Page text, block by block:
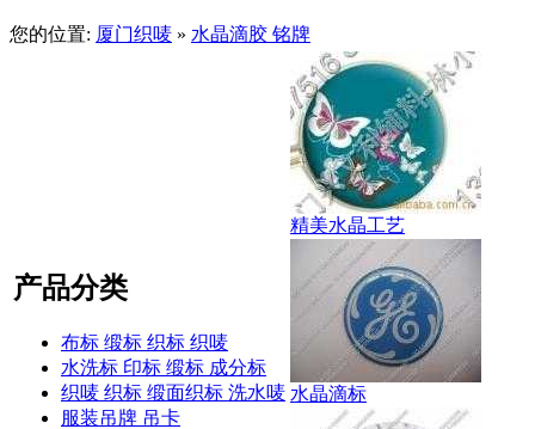
您的位置: 厦门织唛 » 水晶滴胶 铭牌
产品分类
布标 缎标 织标 织唛
水洗标 印标 缎标 成分标
织唛 织标 缎面织标 洗水唛
服装吊牌 吊卡
精美水晶工艺
水晶滴标